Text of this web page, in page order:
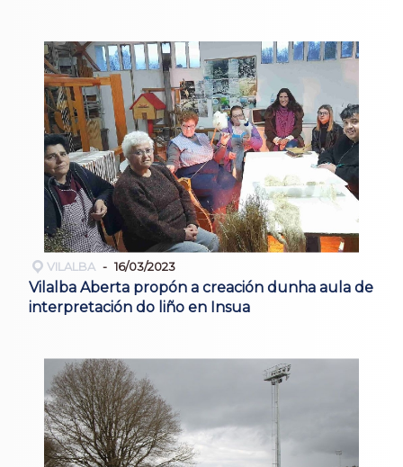
VILALBA 16/03/2023
Vilalba Aberta propón a creación dunha aula de
interpretación do liño en Insua